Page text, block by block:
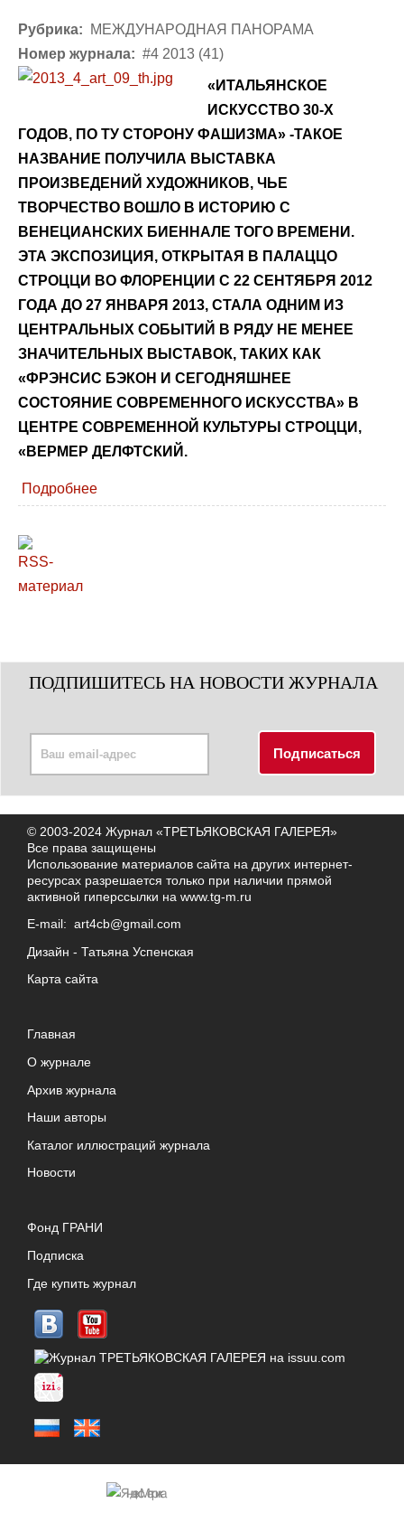
Рубрика:
МЕЖДУНАРОДНАЯ ПАНОРАМА
Номер журнала: #4 2013 (41)
«ИТАЛЬЯНСКОЕ
ИСКУССТВО 30-Х
ГОДОВ, ПО ТУ СТОРОНУ ФАШИЗМА» -ТАКОЕ
НАЗВАНИЕ ПОЛУЧИЛА ВЫСТАВКА
ПРОИЗВЕДЕНИЙ ХУДОЖНИКОВ, ЧЬЕ
ТВОРЧЕСТВО ВОШЛО В ИСТОРИЮ С
ВЕНЕЦИАНСКИХ БИЕННАЛЕ ТОГО ВРЕМЕНИ.
ЭТА ЭКСПОЗИЦИЯ, ОТКРЫТАЯ В ПАЛАЦЦО
СТРОЦЦИ ВО ФЛОРЕНЦИИ С 22 СЕНТЯБРЯ 2012
ГОДА ДО 27 ЯНВАРЯ 2013, СТАЛА ОДНИМ ИЗ
ЦЕНТРАЛЬНЫХ СОБЫТИЙ В РЯДУ НЕ МЕНЕЕ
ЗНАЧИТЕЛЬНЫХ ВЫСТАВОК, ТАКИХ КАК
«ФРЭНСИС БЭКОН И СЕГОДНЯШНЕЕ
СОСТОЯНИЕ СОВРЕМЕННОГО ИСКУССТВА» В
ЦЕНТРЕ СОВРЕМЕННОЙ КУЛЬТУРЫ СТРОЦЦИ,
«ВЕРМЕР ДЕЛФТСКИЙ.
Подробнее
ПОДПИШИТЕСЬ НА НОВОСТИ ЖУРНАЛА
© 2003-2024 Журнал «ТРЕТЬЯКОВСКАЯ ГАЛЕРЕЯ»
Все права защищены
Использование материалов сайта на других интернет-
ресурсах разрешается только при наличии прямой
активной гиперссылки на www.tg-m.ru
E-mail: art4cb@gmail.com
Дизайн - Татьяна Успенская
Карта сайта
Главная
О журнале
Архив журнала
Наши авторы
Каталог иллюстраций журнала
Новости
Фонд ГРАНИ
Подписка
Где купить журнал